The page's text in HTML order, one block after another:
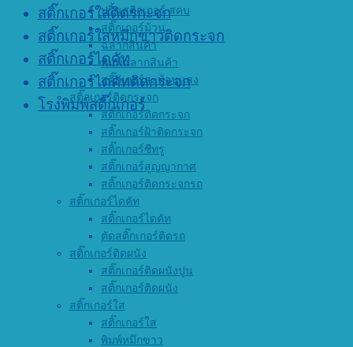
ปริ้นสติกเกอร์ สคบ
สติ๊กเกอร์ม้วน
ฉลากสินค้า
พิมพ์ฉลากสินค้า
สติ๊กเกอร์สะท้อนแสง
สติ๊กเกอร์ติดกระจก
สติ๊กเกอร์ติดกระจก
สติ๊กเกอร์ฝ้าติดกระจก
สติ๊กเกอร์ซีทรู
สติ๊กเกอร์สูญญากาศ
สติ๊กเกอร์ติดกระจกรถ
สติ๊กเกอร์ไดคัท
สติ๊กเกอร์ไดคัท
ตัดสติ๊กเกอร์ติดรถ
สติ๊กเกอร์ติดผนัง
สติ๊กเกอร์ติดผนังปูน
สติ๊กเกอร์ติดผนัง
สติ๊กเกอร์ใส
สติ๊กเกอร์ใส
พิมพ์หมึกขาว
สติ๊กเกอร์ใสติดรกะจก
สติ๊กเกอร์ใสหมึกขาวติดกระจก
สติ๊กเกอร์ไดคัท
สติ๊กเกอร์ไดคัทติดกระจก
โรงพิมพ์สติ๊กเกอร์